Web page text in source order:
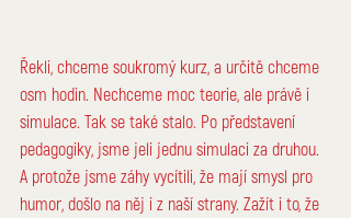
Řekli, chceme soukromý kurz , a určitě chceme
osm hodin. Nechceme moc teorie, ale právě i
simulace. Tak se také stalo. Po představení
pedagogiky, jsme jeli jednu simulaci za druhou.
A protože jsme záhy vycítili, že mají smysl pro
humor, došlo na něj i z naší strany. Zažít i to, že